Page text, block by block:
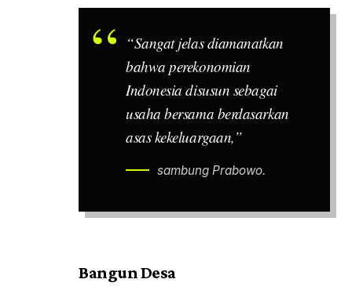
“Sangat jelas diamanatkan
bahwa perekonomian
Indonesia disusun sebagai
usaha bersama berdasarkan
asas kekeluargaan,”
sambung Prabowo.
Bangun Desa